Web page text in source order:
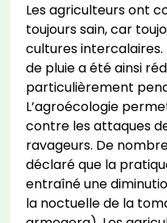
Les agriculteurs ont
toujours sain, car
cultures intercalaires.
de pluie a été ainsi
particulièrement
L’agroécologie
contre les attaques
ravageurs. De
déclaré que la
entraîné une
la noctuelle de la